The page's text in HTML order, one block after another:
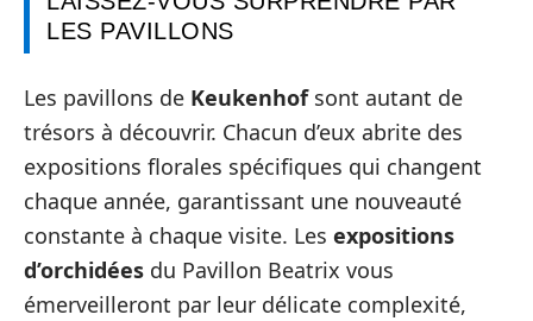
LES PAVILLONS
Les pavillons de Keukenhofsont autant de
trésors à découvrir. Chacun d’eux abrite des
expositions florales spécifiques qui changent
chaque année, garantissant une nouveauté
constante à chaque visite. Les expositions
d’orchidées du Pavillon Beatrix vous
émerveilleront par leur délicate complexité,